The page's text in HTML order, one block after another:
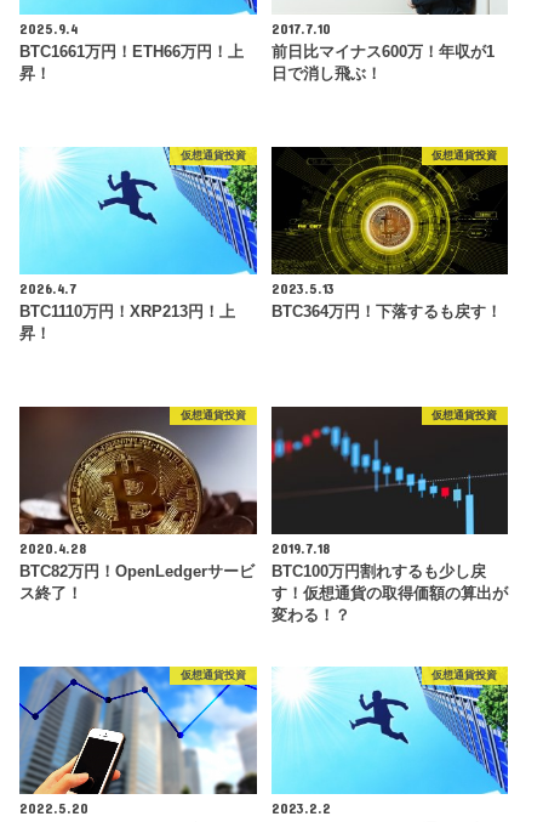
2025.9.4
BTC1661万円！ETH66万円！上
昇！
2017.7.10
前日比マイナス600万！年収が1
日で消し飛ぶ！
仮想通貨投資
2026.4.7
BTC1110万円！XRP213円！上
昇！
仮想通貨投資
2023.5.13
BTC364万円！下落するも戻す！
仮想通貨投資
2020.4.28
BTC82万円！OpenLedgerサービ
ス終了！
仮想通貨投資
2019.7.18
BTC100万円割れするも少し戻
す！仮想通貨の取得価額の算出が
変わる！？
仮想通貨投資
2022.5.20
仮想通貨投資
2023.2.2